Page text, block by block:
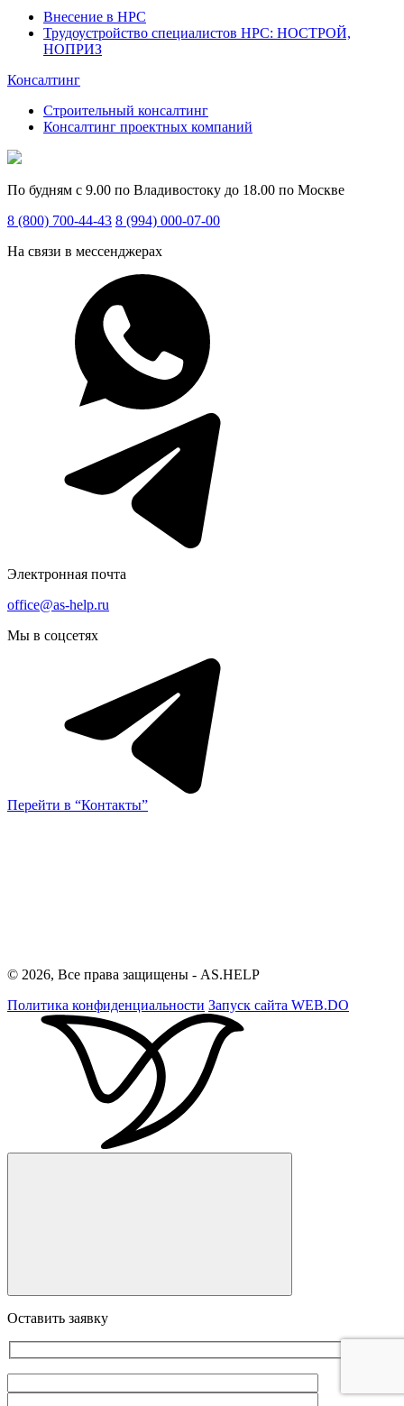
Внесение в НРС
Трудоустройство специалистов НРС: НОСТРОЙ,
НОПРИЗ
Консалтинг
Строительный консалтинг
Консалтинг проектных компаний
По будням с 9.00 по Владивостоку до 18.00 по Москве
8 (800) 700-44-43 8 (994) 000-07-00
На связи в мессенджерах
Электронная почта
office@as-help.ru
Мы в соцсетях
Перейти в “Контакты”
© 2026, Все права защищены - AS.HELP
Политика конфиденциальности Запуск сайта WEB.DO
Оставить заявку